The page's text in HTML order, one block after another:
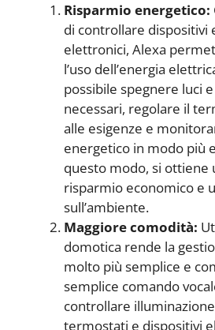
Risparmio energetico:
di controllare dispositivi
elettronici, Alexa
l’uso dell’energia
possibile spegnere luci
necessari, regolare il
alle esigenze e
energetico in modo più
questo modo, si ottiene
risparmio economico e
sull’ambiente.
Maggiore comodità:
domotica rende la
molto più semplice e
semplice comando
controllare
termostati e dispositivi